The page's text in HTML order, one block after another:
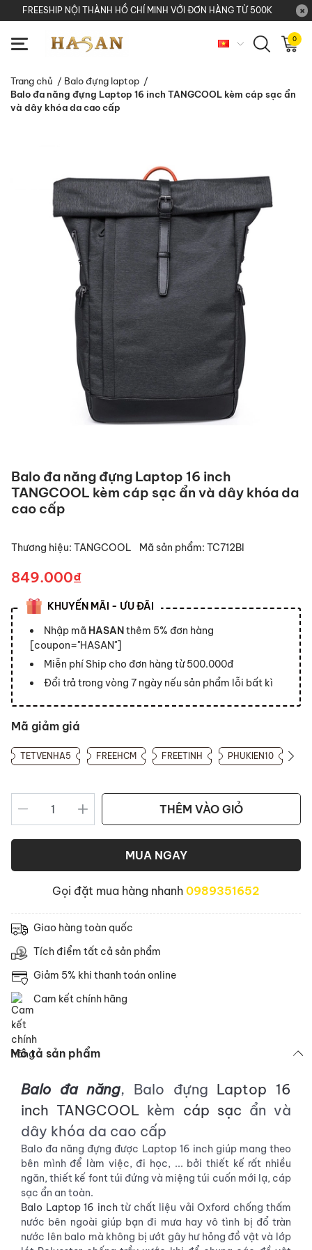
FREESHIP NỘI THÀNH HỒ CHÍ MINH VỚI ĐƠN HÀNG TỪ 500K
0
Trang chủ / Balo đựng laptop /
Balo đa năng đựng Laptop 16 inch TANGCOOL kèm cáp sạc ẩn
và dây khóa da cao cấp
Balo đa năng đựng Laptop 16 inch
TANGCOOL kèm cáp sạc ẩn và dây khóa da
cao cấp
Thương hiệu: TANGCOOL Mã sản phẩm: TC712Bl
849.000₫
KHUYẾN MÃI - ƯU ĐÃI
Nhập mã HASANthêm 5% đơn hàng
[coupon="HASAN"]
Miễn phí Ship cho đơn hàng từ 500.000đ
Đổi trả trong vòng 7 ngày nếu sản phẩm lỗi bất kì
Mã giảm giá
TETVENHA5 FREEHCM FREETINH PHUKIEN10
THÊM VÀO GIỎ
MUA NGAY
Gọi đặt mua hàng nhanh 0989351652
Giao hàng toàn quốc
Tích điểm tất cả sản phẩm
Giảm 5% khi thanh toán online
Cam kết chính hãng
Mô tả sản phẩm
Balo đa năng, Balo đựng Laptop 16
inch TANGCOOL kèm cáp sạc ẩn và
dây khóa da cao cấp
Balo đa năng đựng được Laptop 16 inch giúp mang theo
bên mình để làm việc, đi học, ... bởi thiết kế rất nhiều
ngăn, thiết kế font túi đứng và miệng túi cuốn mới lạ, cáp
sạc ẩn an toàn.
Balo Laptop 16 inchtừ chất liệu vải Oxford chống thấm
nước bên ngoài giúp bạn đi mưa hay vô tình bị đổ tràn
nước lên balo mà không bị ướt gây hư hỏng đồ vật và lớp